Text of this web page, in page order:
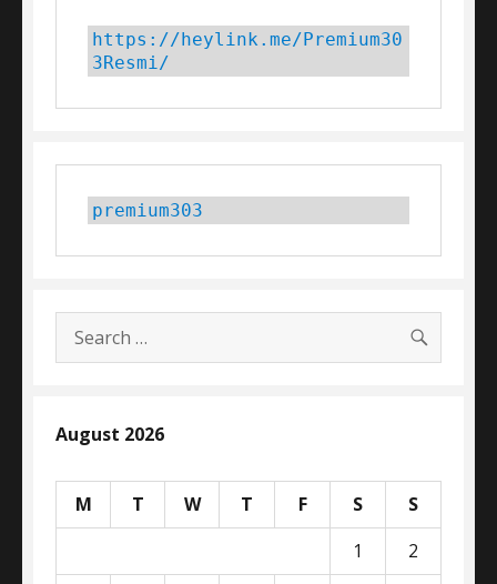
https://heylink.me/Premium30
3Resmi/
premium303
Search
for:
August 2026
M T W T F S
S
1
2